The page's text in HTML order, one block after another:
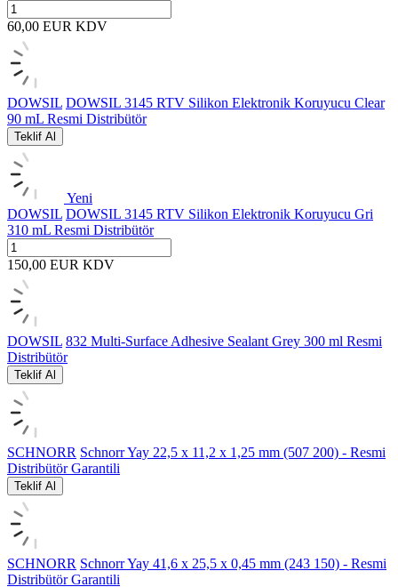
60,00 EUR KDV
DOWSIL DOWSIL 3145 RTV Silikon Elektronik Koruyucu Clear
90 mL Resmi Distribütör
Teklif Al
Yeni
DOWSIL DOWSIL 3145 RTV Silikon Elektronik Koruyucu Gri
310 mL Resmi Distribütör
150,00 EUR KDV
DOWSIL 832 Multi-Surface Adhesive Sealant Grey 300 ml Resmi
Distribütör
Teklif Al
SCHNORR Schnorr Yay 22,5 x 11,2 x 1,25 mm (507 200) - Resmi
Distribütör Garantili
Teklif Al
SCHNORR Schnorr Yay 41,6 x 25,5 x 0,45 mm (243 150) - Resmi
Distribütör Garantili